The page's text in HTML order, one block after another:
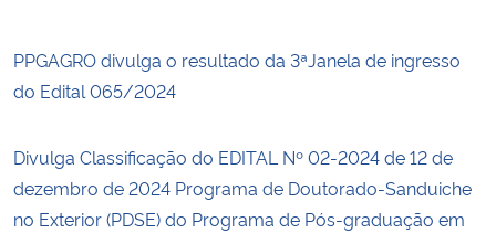
PPGAGRO divulga o resultado da 3ªJanela de ingresso
do Edital 065/2024
Divulga Classificação do EDITAL Nº 02-2024 de 12 de
dezembro de 2024 Programa de Doutorado-Sanduiche
no Exterior (PDSE) do Programa de Pós-graduação em